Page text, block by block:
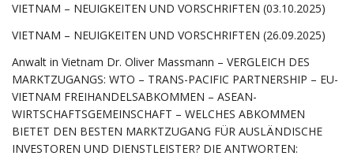
VIETNAM – NEUIGKEITEN UND VORSCHRIFTEN (03.10.2025)
VIETNAM – NEUIGKEITEN UND VORSCHRIFTEN (26.09.2025)
Anwalt in Vietnam Dr. Oliver Massmann – VERGLEICH DES
MARKTZUGANGS: WTO – TRANS-PACIFIC PARTNERSHIP – EU-
VIETNAM FREIHANDELSABKOMMEN – ASEAN-
WIRTSCHAFTSGEMEINSCHAFT – WELCHES ABKOMMEN
BIETET DEN BESTEN MARKTZUGANG FÜR AUSLÄNDISCHE
INVESTOREN UND DIENSTLEISTER? DIE ANTWORTEN: